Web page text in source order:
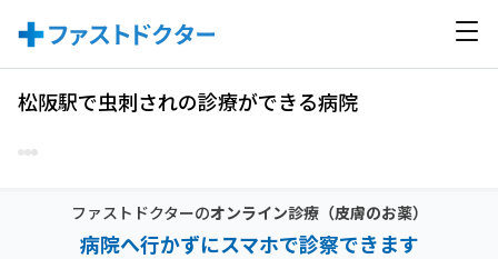
松阪駅で虫刺されの診療ができる病院
ファストドクターのオンライン診療（皮膚のお薬）
病院へ行かずにスマホで診察できます